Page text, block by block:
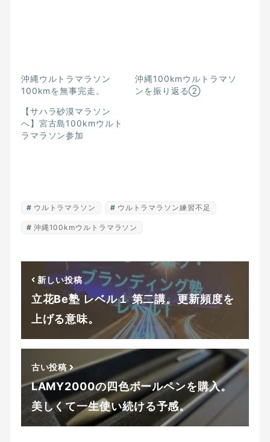
沖縄ウルトラマラソン
100kmを無事完走。
沖縄100kmウルトラマソ
ンを振り返る②
【サハラ砂漠マラソン
へ】宮古島100kmウルト
ラマラソン参加
ウルトラマラソン ウルトラマラソン練習不足
沖縄100kmウルトラマラソン
新しい投稿
立花Be塾 レベル１ 第二講。更新頻度を
上げる意味。
古い投稿
LAMY2000の四色ボールペンを購入。
美しくて一生使い続ける予感。